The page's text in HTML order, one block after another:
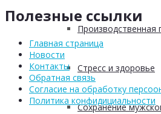
Производственная
Стресс и здоровье
Сохранение
Полезные ссылки
Главная страница
Новости
Контакты
Обратная связь
Согласие на обработку
Политика конфидициальности